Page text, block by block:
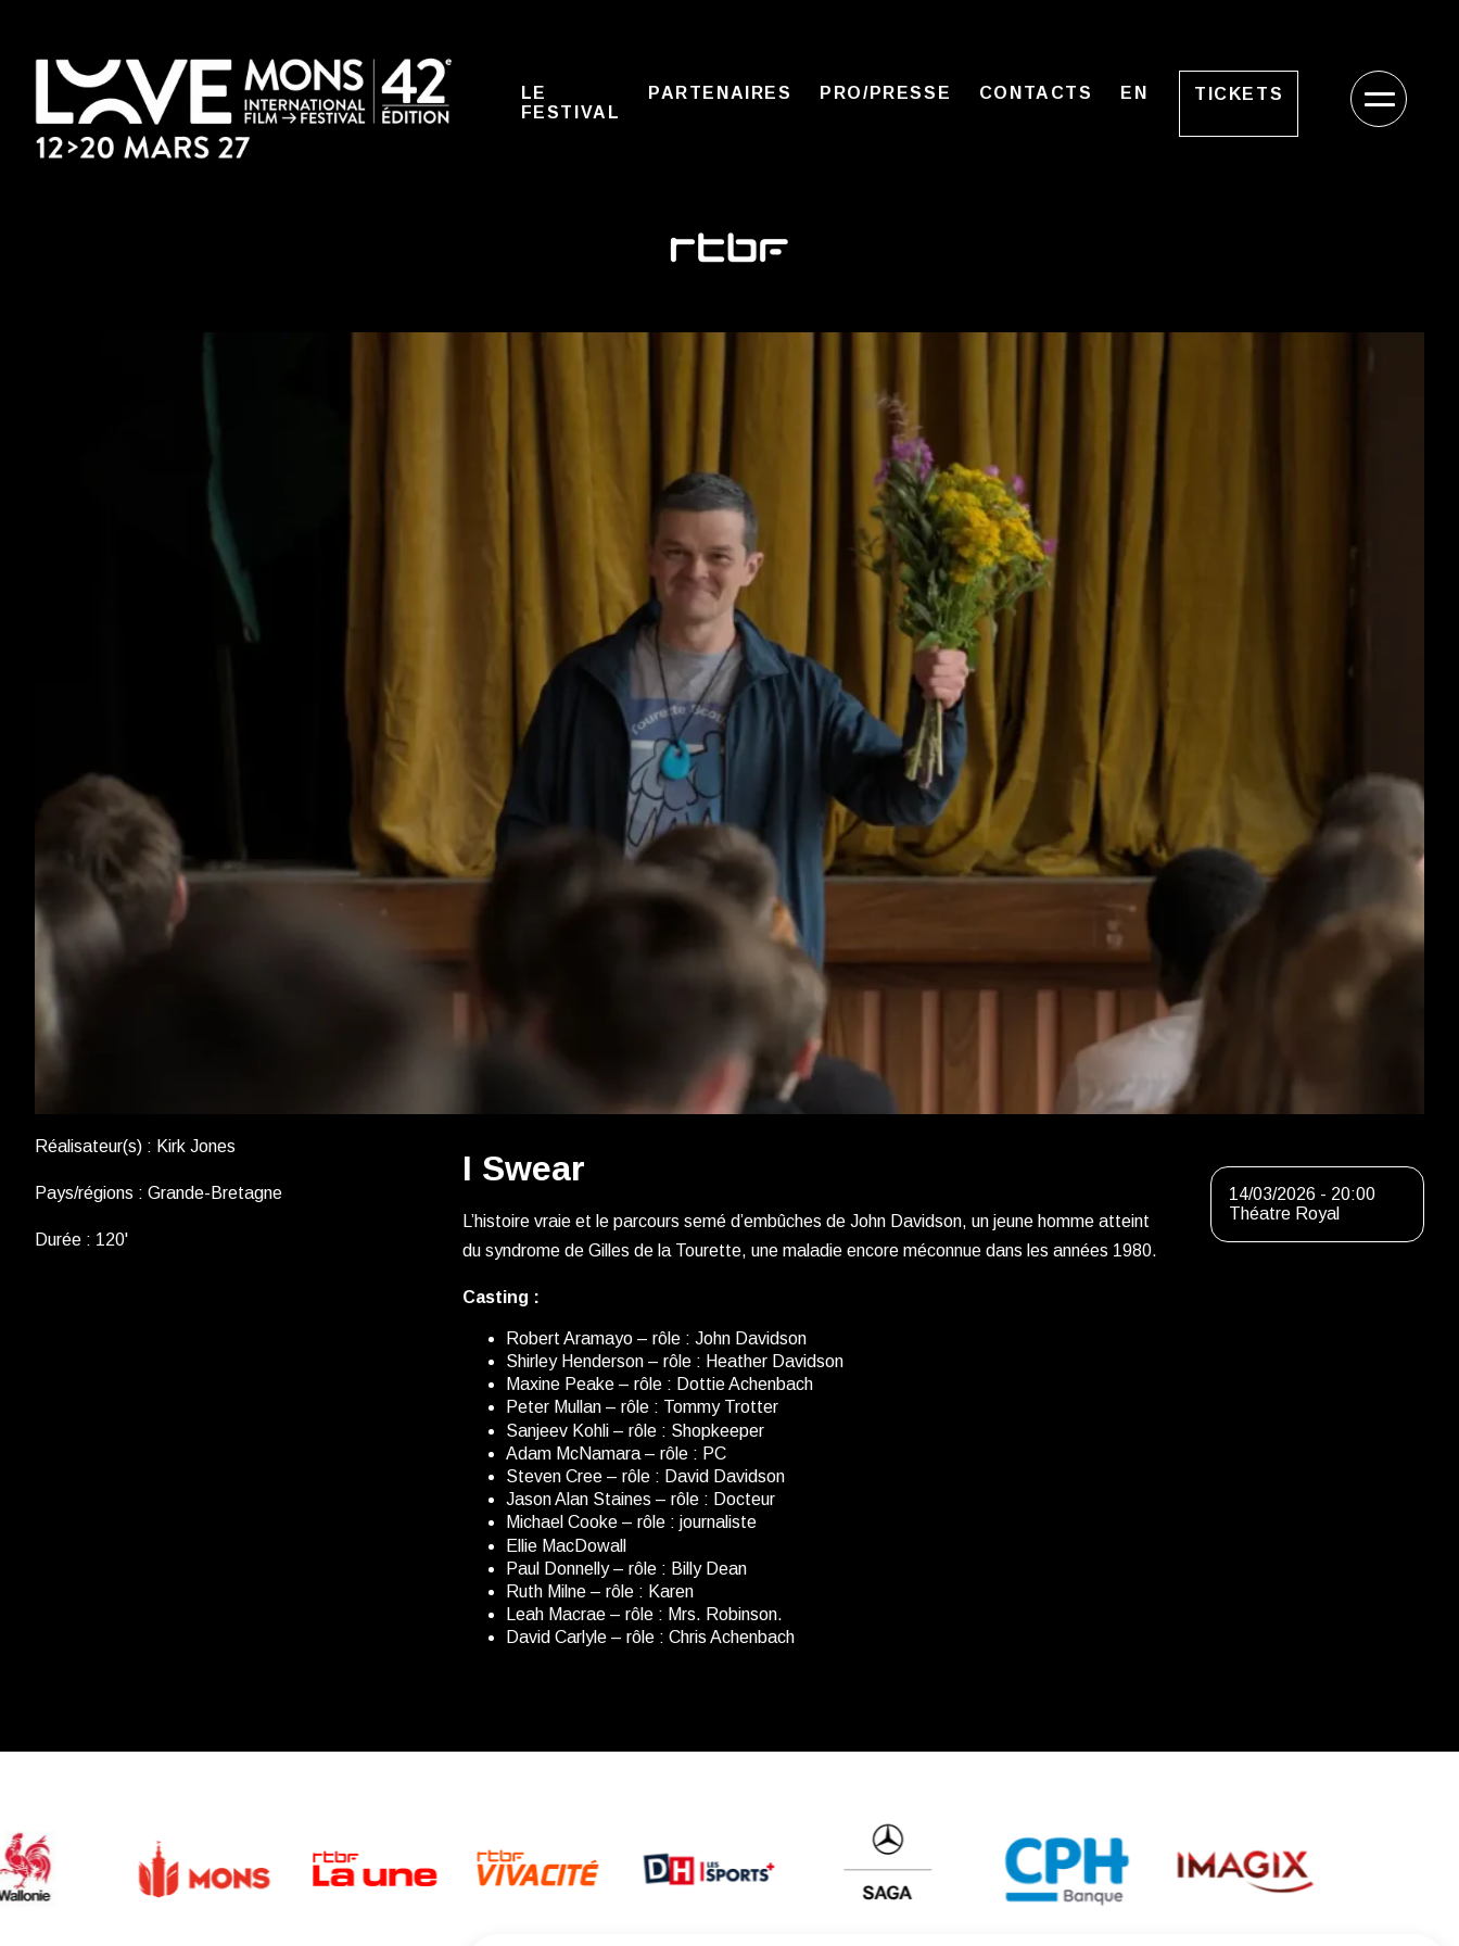
LE
FESTIVAL
PARTENAIRES PRO/PRESSE CONTACTS EN TICKETS
Réalisateur(s) : Kirk Jones
Pays/régions : Grande-Bretagne
Durée : 120'
I Swear
L’histoire vraie et le parcours semé d’embûches de John Davidson, un jeune homme atteint
du syndrome de Gilles de la Tourette, une maladie encore méconnue dans les années 1980.
Casting :
Robert Aramayo – rôle : John Davidson
Shirley Henderson – rôle : Heather Davidson
Maxine Peake – rôle : Dottie Achenbach
Peter Mullan – rôle : Tommy Trotter
Sanjeev Kohli – rôle : Shopkeeper
Adam McNamara – rôle : PC
Steven Cree – rôle : David Davidson
Jason Alan Staines – rôle : Docteur
Michael Cooke – rôle : journaliste
Ellie MacDowall
Paul Donnelly – rôle : Billy Dean
Ruth Milne – rôle : Karen
Leah Macrae – rôle : Mrs. Robinson.
David Carlyle – rôle : Chris Achenbach
14/03/2026 - 20:00
Théatre Royal